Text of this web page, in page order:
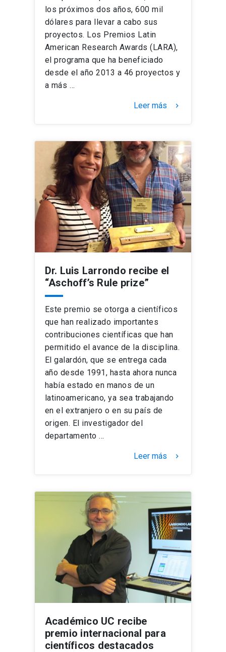
los próximos dos años, 600 mil
dólares para llevar a cabo sus
proyectos. Los Premios Latin
American Research Awards (LARA),
el programa que ha beneficiado
desde el año 2013 a 46 proyectos y
a más …
Leer más keyboard_arrow_right
Dr. Luis Larrondo recibe el
“Aschoff’s Rule prize”
Este premio se otorga a científicos
que han realizado importantes
contribuciones científicas que han
permitido el avance de la disciplina.
El galardón, que se entrega cada
año desde 1991, hasta ahora nunca
había estado en manos de un
latinoamericano, ya sea trabajando
en el extranjero o en su país de
origen. El investigador del
departamento …
Leer más keyboard_arrow_right
Académico UC recibe
premio internacional para
científicos destacados